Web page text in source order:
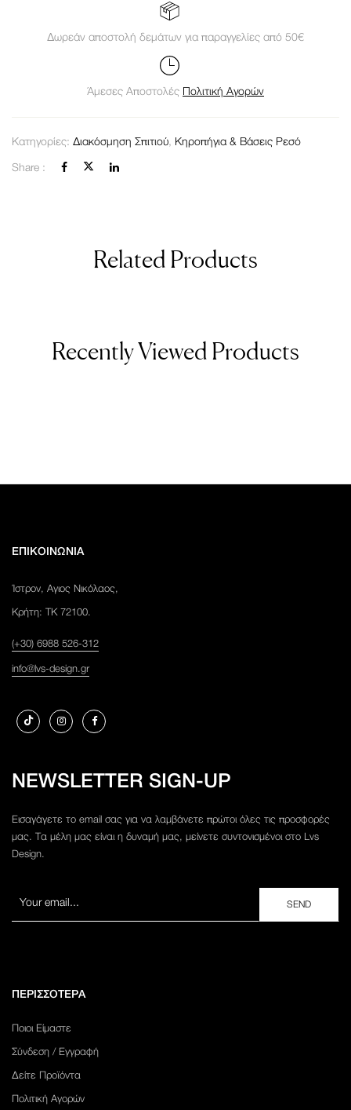
Δωρεάν αποστολή δεμάτων για παραγγελίες από 50€
Άμεσες Αποστολές Πολιτική Αγορών
Κατηγορίες: Διακόσμηση Σπιτιού, Κηροπήγια & Βάσεις Ρεσό
Share :
Related Products
Recently Viewed Products
ΕΠΙΚΟΙΝΩΝΙΑ
Ίστρον, Αγιος Νικόλαος,
Κρήτη: ΤΚ 72100.
(+30) 6988 526-312
info@lvs-design.gr
NEWSLETTER SIGN-UP
Εισαγάγετε το email σας για να λαμβάνετε πρώτοι όλες τις προσφορές
μας. Τα μέλη μας είναι η δυναμή μας, μείνετε συντονισμένοι στο Lvs
Design.
ΠΕΡΙΣΣΟΤΕΡΑ
Ποιοι Είμαστε
Σύνδεση / Εγγραφή
Δείτε Προϊόντα
Πολιτική Αγορών